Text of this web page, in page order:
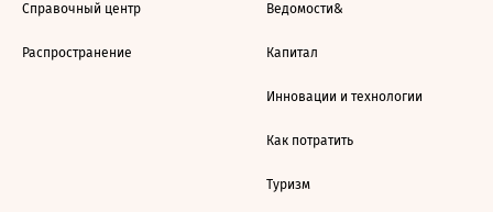
Справочный центр
Распространение
Ведомости&
Капитал
Инновации и технологии
Как потратить
Туризм